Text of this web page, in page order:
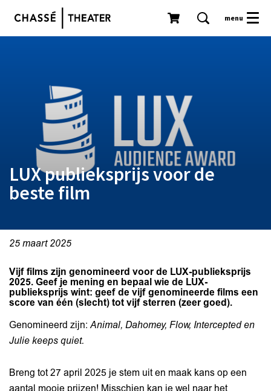
menu
LUX publieksprijs voor de
beste film
25 maart 2025
Vijf films zijn genomineerd voor de LUX-publieksprijs
2025. Geef je mening en bepaal wie de LUX-
publieksprijs wint: geef de vijf genomineerde films een
score van één (slecht) tot vijf sterren (zeer goed).
Genomineerd zijn:Animal, Dahomey, Flow, Intercepted en
Julie keeps quiet.
Breng tot 27 april 2025 je stem uit en maak kans op een
aantal mooie prijzen! Misschien kan je wel naar het